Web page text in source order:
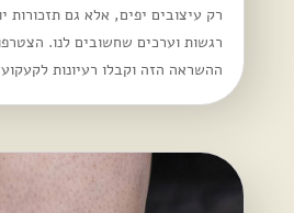
רק עיצובים יפים, אלא גם תזכורות
רגשות וערכים שחשובים לנו.
ההשראה הזה וקבלו רעיונות